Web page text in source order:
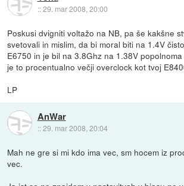
::29. mar 2008, 20:00
Poskusi dvigniti voltažo na NB, pa še kakšne
svetovali in mislim, da bi moral biti na 1.4V
E6750 in je bil na 3.8Ghz na 1.38V
je to procentualno večji overclock kot tvoj
LP
AnWar
::29. mar 2008, 20:04
Mah ne gre si mi kdo ima vec, sm hocem iz
vec.